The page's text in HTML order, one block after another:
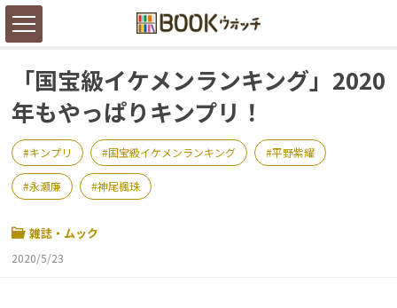
「国宝級イケメンランキング」2020
年もやっぱりキンプリ！
キンプリ 国宝級イケメンランキング 平野紫耀
永瀬廉 神尾楓珠
雑誌・ムック
2020/5/23